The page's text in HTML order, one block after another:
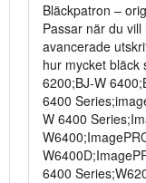
Bläckpatron –
Passar när du
avancerade
hur mycket bläck
6200;BJ-W
6400
W 6400
6400